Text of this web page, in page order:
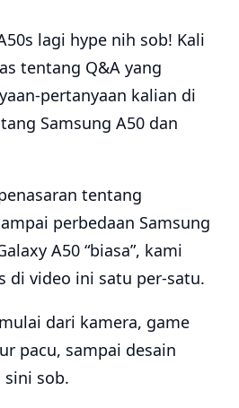
lagi hype nih sob! Kali
tentang Q&A yang
pertanyaan kalian di
Samsung A50 dan
tentang
perbedaan Samsung
A50 “biasa”, kami
di video ini satu per-satu.
dari kamera, game
pacu, sampai desain
sini sob.